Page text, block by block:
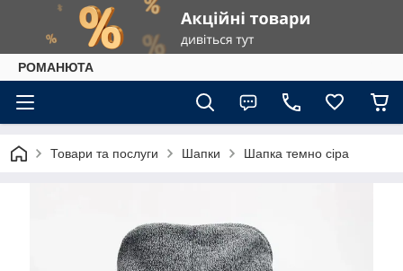
РОМАНЮТА
Товари та послуги Шапки Шапка темно сіра